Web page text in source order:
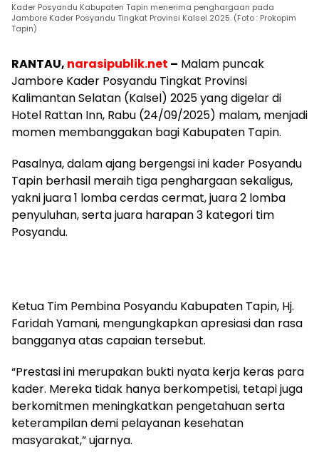
Kader Posyandu Kabupaten Tapin menerima penghargaan pada
Jambore Kader Posyandu Tingkat Provinsi Kalsel 2025. (Foto : Prokopim
Tapin)
RANTAU, narasipublik.net – Malam puncak
Jambore Kader Posyandu Tingkat Provinsi
Kalimantan Selatan (Kalsel) 2025 yang digelar di
Hotel Rattan Inn, Rabu (24/09/2025) malam, menjadi
momen membanggakan bagi Kabupaten Tapin.
Pasalnya, dalam ajang bergengsi ini kader Posyandu
Tapin berhasil meraih tiga penghargaan sekaligus,
yakni juara 1 lomba cerdas cermat, juara 2 lomba
penyuluhan, serta juara harapan 3 kategori tim
Posyandu.
Ketua Tim Pembina Posyandu Kabupaten Tapin, Hj.
Faridah Yamani, mengungkapkan apresiasi dan rasa
bangganya atas capaian tersebut.
“Prestasi ini merupakan bukti nyata kerja keras para
kader. Mereka tidak hanya berkompetisi, tetapi juga
berkomitmen meningkatkan pengetahuan serta
keterampilan demi pelayanan kesehatan
masyarakat,” ujarnya.